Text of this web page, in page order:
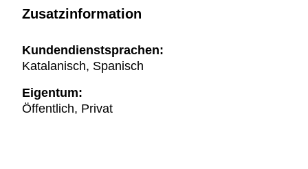
Zusatzinformation
Kundendienstsprachen:
Katalanisch, Spanisch
Eigentum:
Öffentlich, Privat